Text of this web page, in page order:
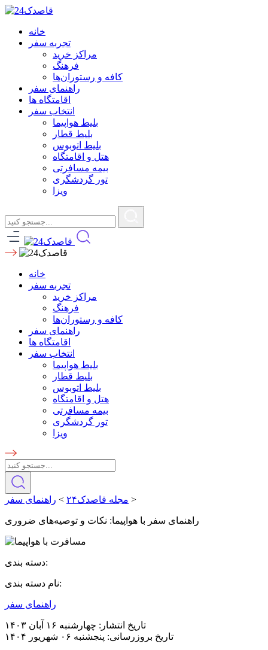
خانه
تجربه سفر
مراکز خرید
فرهنگ
کافه و رستوران‌ها
راهنمای سفر
اقامتگاه ها
انتخاب سفر
بلیط هواپیما
بلیط قطار
بلیط اتوبوس
هتل و اقامتگاه
بیمه مسافرتی
تور گردشگری
ویزا
خانه
تجربه سفر
مراکز خرید
فرهنگ
کافه و رستوران‌ها
راهنمای سفر
اقامتگاه ها
انتخاب سفر
بلیط هواپیما
بلیط قطار
بلیط اتوبوس
هتل و اقامتگاه
بیمه مسافرتی
تور گردشگری
ویزا
مجله قاصدک۲۴ > راهنمای سفر >
راهنمای سفر با هواپیما: نکات و توصیه‌های ضروری
دسته بندی:
نام دسته بندی:
راهنمای سفر
تاریخ انتشار: چهارشنبه ۱۶ آبان ۱۴۰۳
تاریخ بروزرسانی: پنجشنبه ۰۶ شهریور ۱۴۰۴